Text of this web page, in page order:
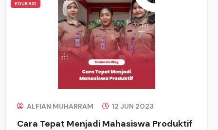
EDUKASI
ALFIAN MUHARRAM 12 JUN 2023
Cara Tepat Menjadi Mahasiswa Produktif